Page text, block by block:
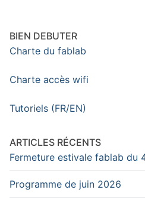
BIEN DEBUTER
Charte du fablab
Charte accès wifi
Tutoriels (FR/EN)
ARTICLES RÉCENTS
Fermeture estivale fablab du
Programme de juin 2026